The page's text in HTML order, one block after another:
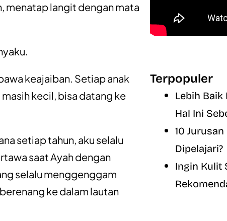
menatap langit dengan mata
keajaiban. Setiap anak
kecil, bisa datang ke
setiap tahun, aku selalu
saat Ayah dengan
selalu menggenggam
ke dalam lautan
Terpopuler
Lebih Baik
Hal Ini
10
Dipelajari?
Ingin Kulit